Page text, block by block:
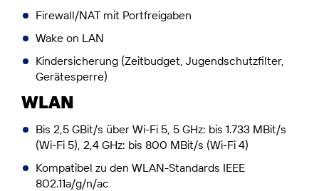
Firewall/NAT mit Portfreigaben
Wake on LAN
Kindersicherung (Zeitbudget, Jugendschutzfilter,
Gerätesperre)
WLAN
Bis 2,5 GBit/s über Wi-Fi 5, 5 GHz: bis 1.733 MBit/s
(Wi-Fi 5), 2,4 GHz: bis 800 MBit/s (Wi-Fi 4)
Kompatibel zu den WLAN-Standards IEEE
802.11a/g/n/ac